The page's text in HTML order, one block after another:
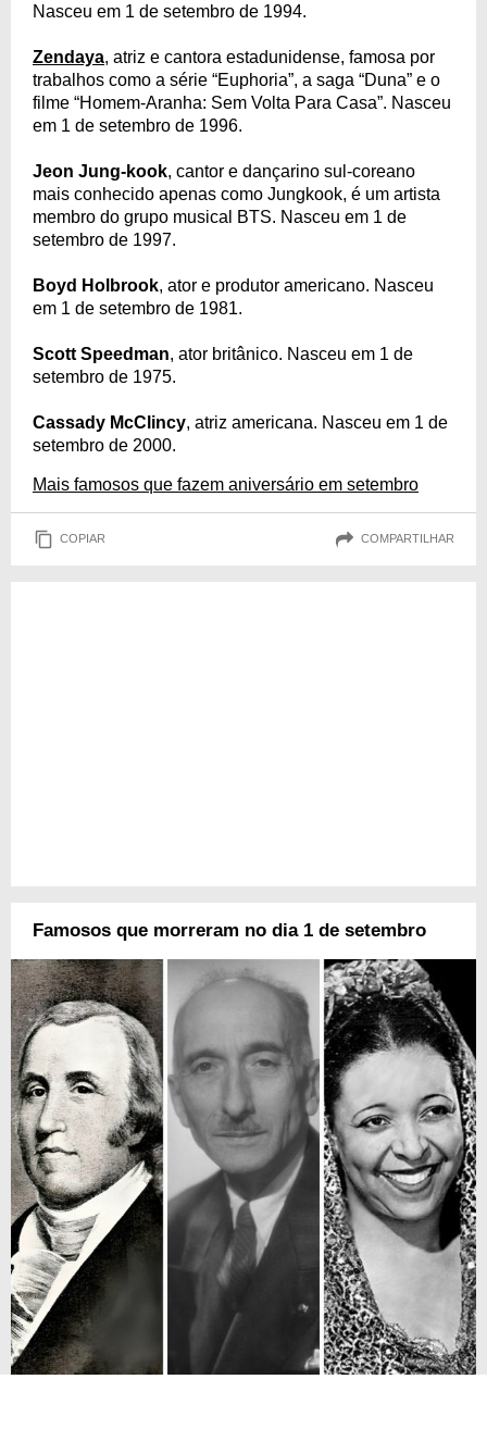
Nasceu em 1 de setembro de 1994.
Zendaya, atriz e cantora estadunidense, famosa por
trabalhos como a série “Euphoria”, a saga “Duna” e o
filme “Homem-Aranha: Sem Volta Para Casa”. Nasceu
em 1 de setembro de 1996.
Jeon Jung-kook, cantor e dançarino sul-coreano
mais conhecido apenas como Jungkook, é um artista
membro do grupo musical BTS. Nasceu em 1 de
setembro de 1997.
Boyd Holbrook, ator e produtor americano. Nasceu
em 1 de setembro de 1981.
Scott Speedman, ator britânico. Nasceu em 1 de
setembro de 1975.
Cassady McClincy, atriz americana. Nasceu em 1 de
setembro de 2000.
Mais famosos que fazem aniversário em setembro
COPIAR COMPARTILHAR
Famosos que morreram no dia 1 de setembro